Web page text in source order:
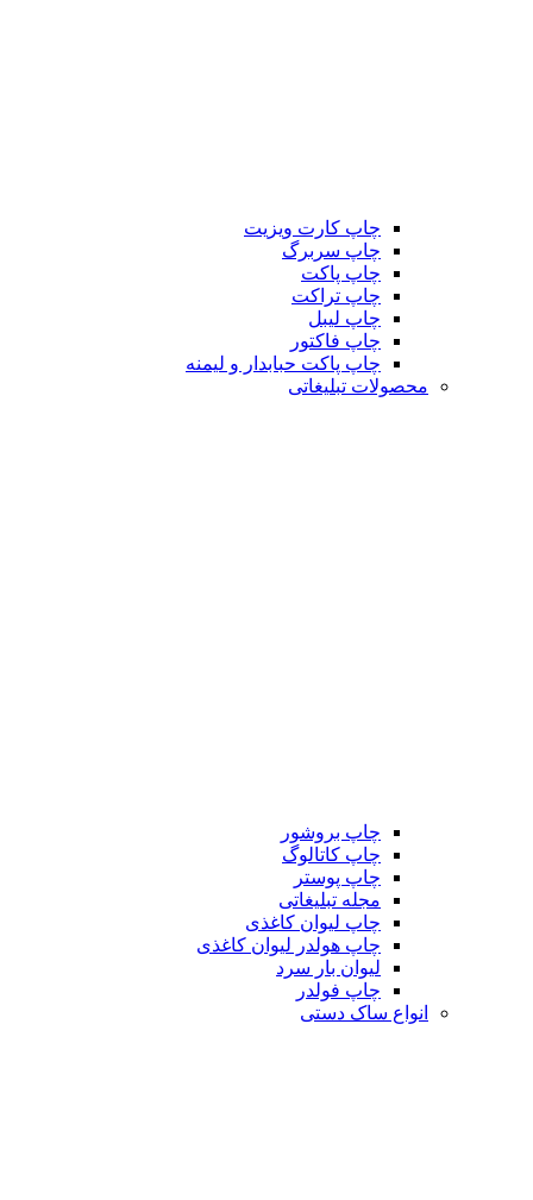
چاپ کارت ویزیت
چاپ سربرگ
چاپ پاکت
چاپ تراکت
چاپ لیبل
چاپ فاکتور
چاپ پاکت حبابدار و لیمنه
محصولات تبلیغاتی
چاپ بروشور
چاپ کاتالوگ
چاپ پوستر
مجله تبلیغاتی
چاپ لیوان کاغذی
چاپ هولدر لیوان کاغذی
لیوان بار سرد
چاپ فولدر
انواع ساک دستی